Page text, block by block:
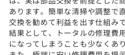
あります。簡単な清掃や調整で
交換を勧めて利益を出す仕組みで
結果として、トータルの修理費
になってしまうことも少なくあ